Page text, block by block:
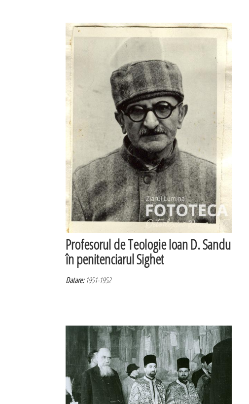
Profesorul de Teologie Ioan D. Sandu
în penitenciarul Sighet
Datare:1951-1952